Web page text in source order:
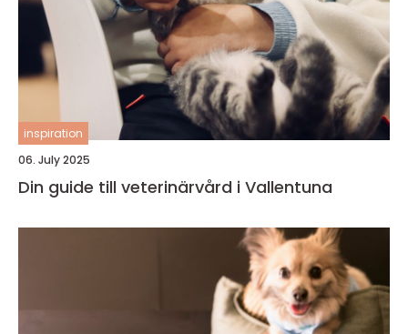
inspiration
06. July 2025
Din guide till veterinärvård i Vallentuna